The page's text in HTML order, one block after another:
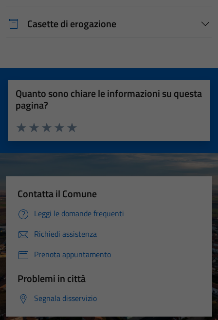
Casette di erogazione
Quanto sono chiare le informazioni su questa
pagina?
Valuta 5 stelle su 5
Valuta 4 stelle su 5
Valuta 3 stelle su 5
Valuta 2 stelle su 5
Valuta 1 stelle su 5
Contatta il Comune
Leggi le domande frequenti
Richiedi assistenza
Prenota appuntamento
Problemi in città
Segnala disservizio